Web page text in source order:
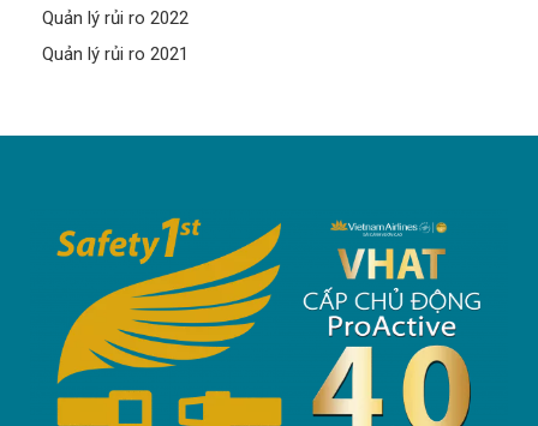
Quản lý rủi ro 2022
Quản lý rủi ro 2021